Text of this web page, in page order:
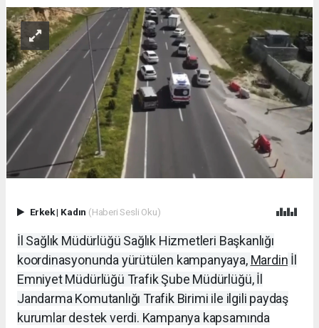
Erkek| Kadın (Haberi Sesli Oku)
İl Sağlık Müdürlüğü Sağlık Hizmetleri Başkanlığı
koordinasyonunda yürütülen kampanyaya, Mardin İl
Emniyet Müdürlüğü Trafik Şube Müdürlüğü, İl
Jandarma Komutanlığı Trafik Birimi ile ilgili paydaş
kurumlar destek verdi. Kampanya kapsamında